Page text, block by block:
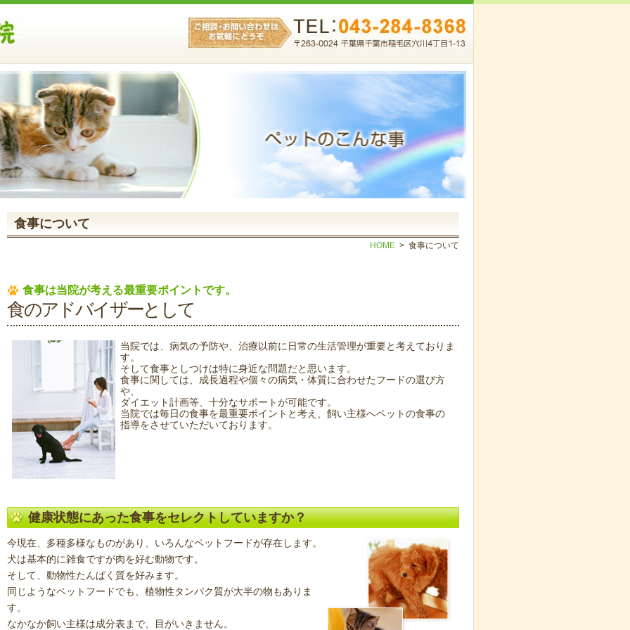
食事について
HOME > 食事について
食事は当院が考える最重要ポイントです。
食のアドバイザーとして
当院では、病気の予防や、治療以前に日常の生活管理が重要と考えておりま
す。
そして食事としつけは特に身近な問題だと思います。
食事に関しては、成長過程や個々の病気・体質に合わせたフードの選び方
や、
ダイエット計画等、十分なサポートが可能です。
当院では毎日の食事を最重要ポイントと考え、飼い主様へペットの食事の
指導をさせていただいております。
健康状態にあった食事をセレクトしていますか？
今現在、多種多様なものがあり、いろんなペットフードが存在します。
犬は基本的に雑食ですが肉を好む動物です。
そして、動物性たんぱく質を好みます。
同じようなペットフードでも、植物性タンパク質が大半の物もありま
す。
なかなか飼い主様は成分表まで、目がいきません。